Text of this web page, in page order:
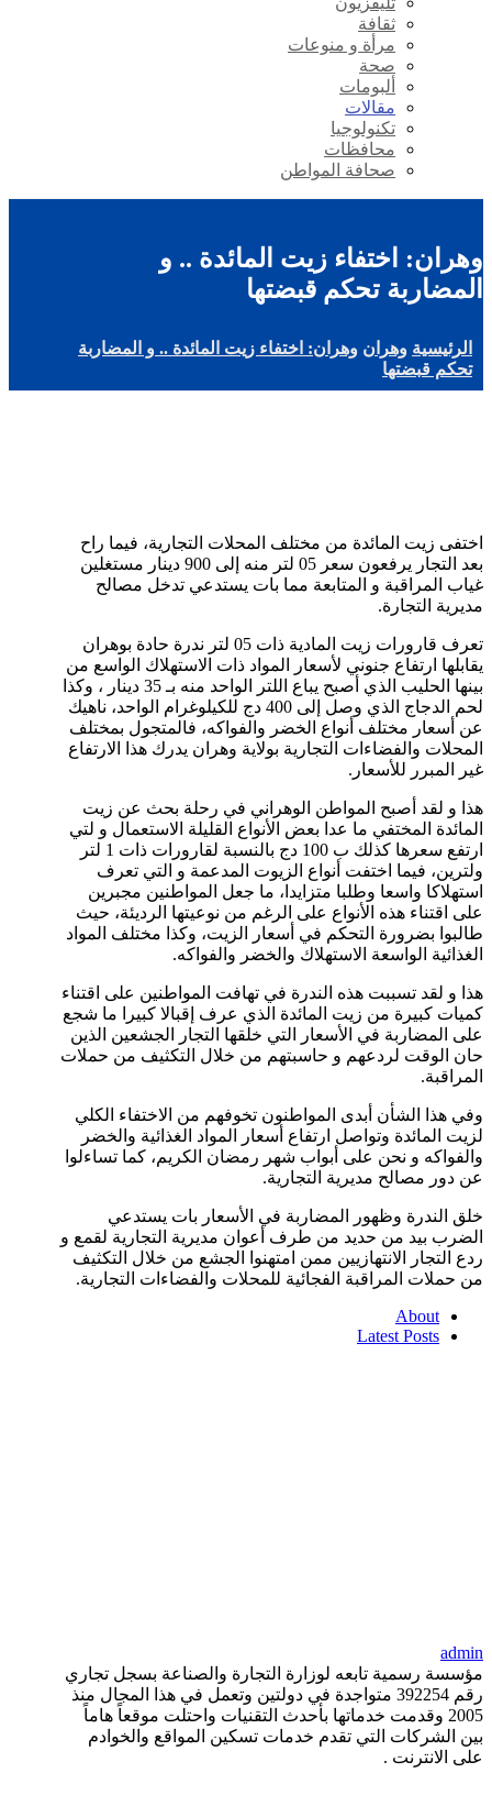
ثقافة
مرأة و منوعات
صحة
ألبومات
مقالات
تكنولوجيا
محافظات
صحافة المواطن
وهران: اختفاء زيت المائدة .. و
المضاربة تحكم قبضتها
الرئيسية وهران وهران: اختفاء زيت المائدة .. و المضاربة
تحكم قبضتها
اختفى زيت المائدة من مختلف المحلات التجارية، فيما راح
بعد التجار يرفعون سعر 05 لتر منه إلى 900 دينار مستغلين
غياب المراقبة و المتابعة مما بات يستدعي تدخل مصالح
مديرية التجارة.
تعرف قارورات زيت المادية ذات 05 لتر ندرة حادة بوهران
يقابلها ارتفاع جنوني لأسعار المواد ذات الاستهلاك الواسع من
بينها الحليب الذي أصبح يباع اللتر الواحد منه بـ 35 دينار ، وكذا
لحم الدجاج الذي وصل إلى 400 دج للكيلوغرام الواحد، ناهيك
عن أسعار مختلف أنواع الخضر والفواكه، فالمتجول بمختلف
المحلات والفضاءات التجارية بولاية وهران يدرك هذا الارتفاع
غير المبرر للأسعار.
هذا و لقد أصبح المواطن الوهراني في رحلة بحث عن زيت
المائدة المختفي ما عدا بعض الأنواع القليلة الاستعمال و لتي
ارتفع سعرها كذلك ب 100 دج بالنسبة لقارورات ذات 1 لتر
ولترين، فيما اختفت أنواع الزيوت المدعمة و التي تعرف
استهلاكا واسعا وطلبا متزايدا، ما جعل المواطنين مجبرين
على اقتناء هذه الأنواع على الرغم من نوعيتها الرديئة، حيث
طالبوا بضرورة التحكم في أسعار الزيت، وكذا مختلف المواد
الغذائية الواسعة الاستهلاك والخضر والفواكه.
هذا و لقد تسببت هذه الندرة في تهافت المواطنين على اقتناء
كميات كبيرة من زيت المائدة الذي عرف إقبالا كبيرا ما شجع
على المضاربة في الأسعار التي خلقها التجار الجشعين الذين
حان الوقت لردعهم و حاسبتهم من خلال التكثيف من حملات
المراقبة.
وفي هذا الشأن أبدى المواطنون تخوفهم من الاختفاء الكلي
لزيت المائدة وتواصل ارتفاع أسعار المواد الغذائية والخضر
والفواكه و نحن على أبواب شهر رمضان الكريم، كما تساءلوا
عن دور مصالح مديرية التجارية.
خلق الندرة وظهور المضاربة في الأسعار بات يستدعي
الضرب بيد من حديد من طرف أعوان مديرية التجارية لقمع و
ردع التجار الانتهازيين ممن امتهنوا الجشع من خلال التكثيف
من حملات المراقبة الفجائية للمحلات والفضاءات التجارية.
About
Latest Posts
admin
مؤسسة رسمية تابعه لوزارة التجارة والصناعة بسجل تجاري
رقم 392254 متواجدة في دولتين وتعمل في هذا المجال منذ
2005 وقدمت خدماتها بأحدث التقنيات واحتلت موقعاً هاماً
بين الشركات التي تقدم خدمات تسكين المواقع والخوادم
على الانترنت .